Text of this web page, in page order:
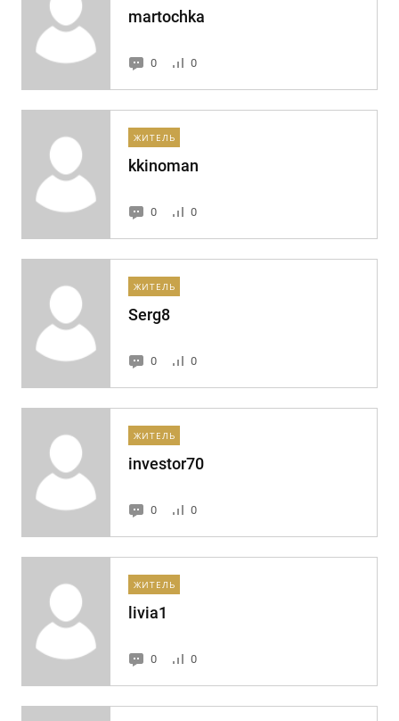
martochka
0 0
ЖИТЕЛЬ
kkinoman
0 0
ЖИТЕЛЬ
Serg8
0 0
ЖИТЕЛЬ
investor70
0 0
ЖИТЕЛЬ
livia1
0 0